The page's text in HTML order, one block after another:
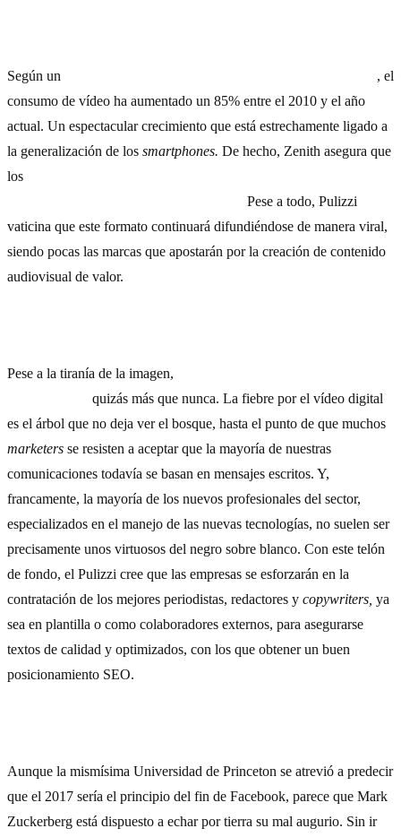
Según un
, el
consumo de vídeo ha aumentado un 85% entre el 2010 y el año
actual. Un espectacular crecimiento que está estrechamente ligado a
la generalización de los smartphones. De hecho, Zenith asegura que
los
Pese a todo, Pulizzi
vaticina que este formato continuará difundiéndose de manera viral,
siendo pocas las marcas que apostarán por la creación de contenido
audiovisual de valor.
Pese a la tiranía de la imagen,
quizás más que nunca. La fiebre por el vídeo digital
es el árbol que no deja ver el bosque, hasta el punto de que muchos
marketers se resisten a aceptar que la mayoría de nuestras
comunicaciones todavía se basan en mensajes escritos. Y,
francamente, la mayoría de los nuevos profesionales del sector,
especializados en el manejo de las nuevas tecnologías, no suelen ser
precisamente unos virtuosos del negro sobre blanco. Con este telón
de fondo, el Pulizzi cree que las empresas se esforzarán en la
contratación de los mejores periodistas, redactores y copywriters, ya
sea en plantilla o como colaboradores externos, para asegurarse
textos de calidad y optimizados, con los que obtener un buen
posicionamiento SEO.
Aunque la mismísima Universidad de Princeton se atrevió a predecir
que el 2017 sería el principio del fin de Facebook, parece que Mark
Zuckerberg está dispuesto a echar por tierra su mal augurio. Sin ir